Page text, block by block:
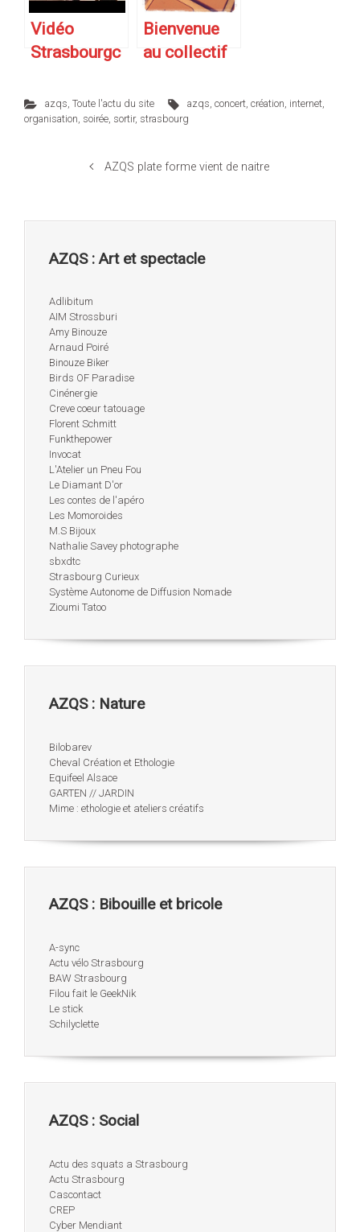
Strasbourge
ois.
Vidéo
Strasbourgc
nouvelle
équipe.
Bienvenue
au collectif
AZQS
azqs, Toute l'actu du site azqs,concert,création, internet,
organisation, soirée, sortir, strasbourg
AZQS plate forme vient de naitre
AZQS : Art et spectacle
Adlibitum
AIM Strossburi
Amy Binouze
Arnaud Poiré
Binouze Biker
Birds OF Paradise
Cinénergie
Creve coeur tatouage
Florent Schmitt
Funkthepower
Invocat
L'Atelier un Pneu Fou
Le Diamant D'or
Les contes de l'apéro
Les Momoroides
M.S Bijoux
Nathalie Savey photographe
sbxdtc
Strasbourg Curieux
Système Autonome de Diffusion Nomade
Zioumi Tatoo
AZQS : Nature
Bilobarev
Cheval Création et Ethologie
Equifeel Alsace
GARTEN // JARDIN
Mime : ethologie et ateliers créatifs
AZQS : Bibouille et bricole
A-sync
Actu vélo Strasbourg
BAW Strasbourg
Filou fait le GeekNik
Le stick
Schilyclette
AZQS : Social
Actu des squats a Strasbourg
Actu Strasbourg
Cascontact
CREP
Cyber Mendiant